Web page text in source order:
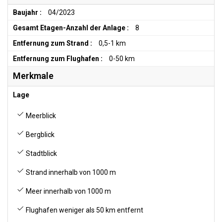
Baujahr :
04/2023
Gesamt Etagen-Anzahl der Anlage :
8
Entfernung zum Strand :
0,5-1 km
Entfernung zum Flughafen :
0-50 km
Merkmale
Lage
Meerblick
Bergblick
Stadtblick
Strand innerhalb von 1000 m
Meer innerhalb von 1000 m
Flughafen weniger als 50 km entfernt